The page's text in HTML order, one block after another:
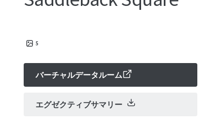
5
バーチャルデータルーム
エグゼクティブサマリー